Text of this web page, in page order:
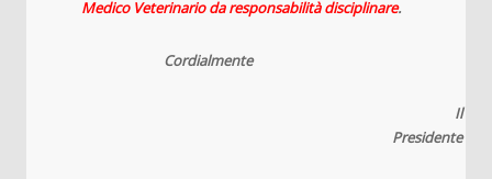
Medico Veterinario da responsabilità disciplinare.
Cordialmente
Il
Presidente